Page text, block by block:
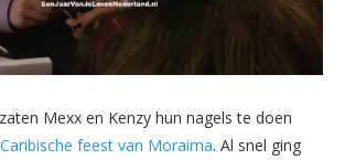
Mexx en Kenzy hun nagels te doen
Caribische feest van Moraima. Al snel ging